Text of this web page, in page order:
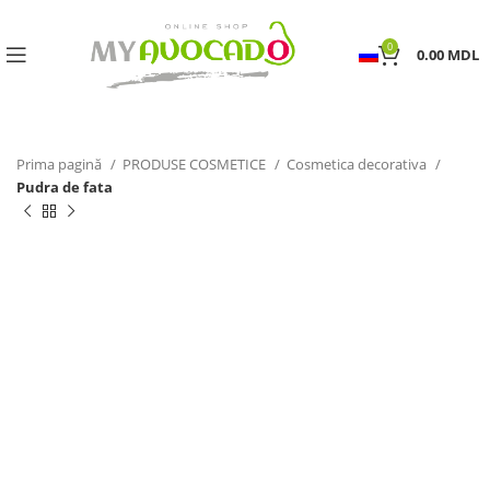
0 0.00 MDL
Prima pagină PRODUSE COSMETICE
Cosmetica decorativa
Pudra de fata